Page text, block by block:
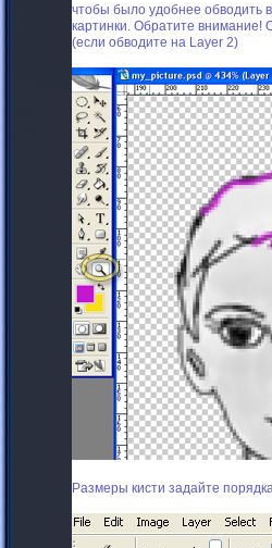
чтобы было удобнее обводить
картинки. Обратите внимание!
(если обводите на Layer 2)
Размеры кисти задайте